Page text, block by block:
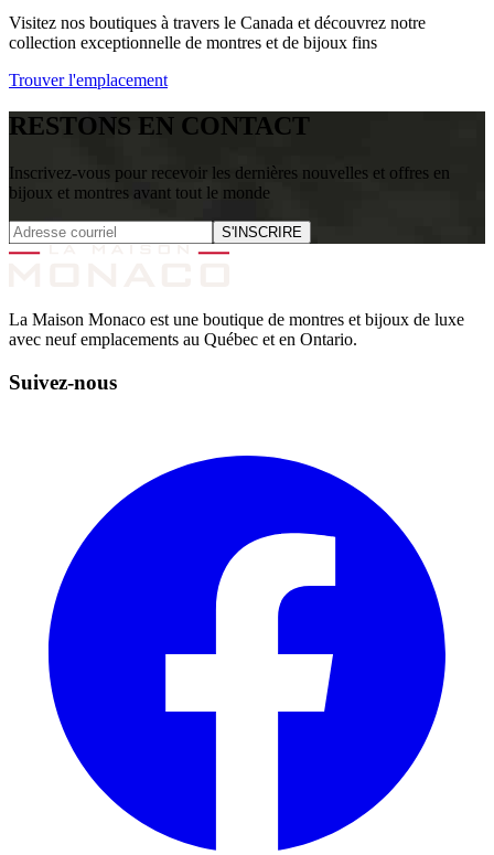
Visitez nos boutiques à travers le Canada et découvrez notre
collection exceptionnelle de montres et de bijoux fins
Trouver l'emplacement
RESTONS EN CONTACT
Inscrivez-vous pour recevoir les dernières nouvelles et offres en
bijoux et montres avant tout le monde
S'INSCRIRE
La Maison Monaco est une boutique de montres et bijoux de luxe
avec neuf emplacements au Québec et en Ontario.
Suivez-nous